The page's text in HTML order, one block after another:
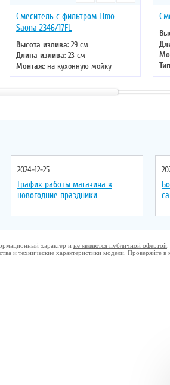
Смеситель с фильтром Timo
Saona 2346/17FL
Высота излива: 29 см
Длина излива: 23 см
Монтаж: на кухонную мойку
Тип излива: поворотный
Управление: однорычажное
Цвет смесителя: золото
2024-12-25
График работы магазина в
новогодние праздники
характер и не являются публичной офертой
и технические характеристики модели. Проверяйте в